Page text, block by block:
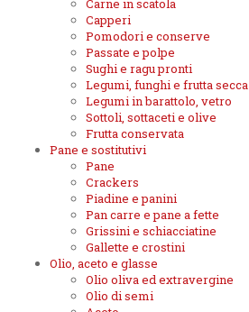
Carne in scatola
Capperi
Pomodori e conserve
Passate e polpe
Sughi e ragu pronti
Legumi, funghi e frutta secca
Legumi in barattolo, vetro
Sottoli, sottaceti e olive
Frutta conservata
Pane e sostitutivi
Pane
Crackers
Piadine e panini
Pan carre e pane a fette
Grissini e schiacciatine
Gallette e crostini
Olio, aceto e glasse
Olio oliva ed extravergine
Olio di semi